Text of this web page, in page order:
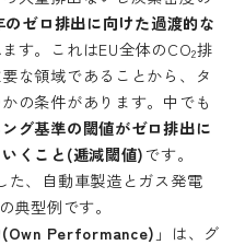
のゼロ排出に向けた過渡的な
す。これはEU全体のCO2排
な領域であることから、タ
の条件があります。中でも
グ基準の閾値がゼロ排出に
くこと(逓減閾値)です。
た、自動車製造とガス発電
典型例です。
(Own Performance) 」は、グ